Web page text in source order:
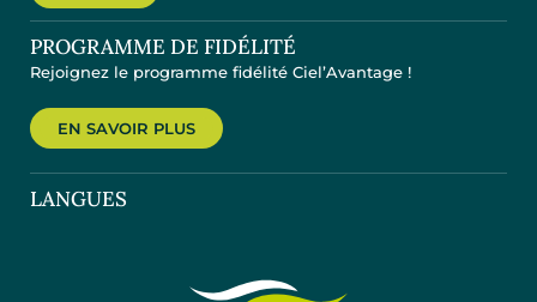
PROGRAMME DE FIDÉLITÉ
Rejoignez le programme fidélité Ciel’Avantage !
EN SAVOIR PLUS
LANGUES